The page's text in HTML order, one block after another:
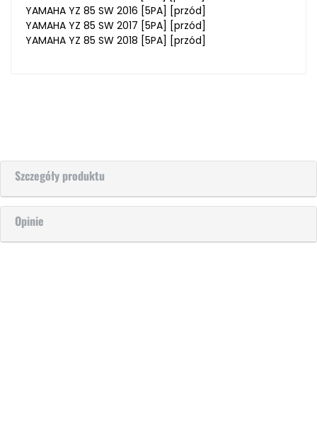
YAMAHA YZ 85 SW 2016 [5PA] [przód]
YAMAHA YZ 85 SW 2017 [5PA] [przód]
YAMAHA YZ 85 SW 2018 [5PA] [przód]
Szczegóły produktu
Opinie